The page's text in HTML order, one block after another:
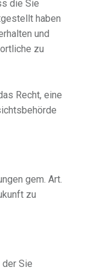
die Sie
haben
und
zu
Recht, eine
gem. Art.
zu
Sie